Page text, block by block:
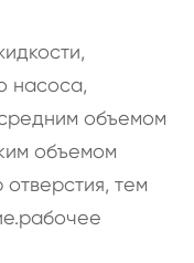
насоса,
объемом
объемом
тем